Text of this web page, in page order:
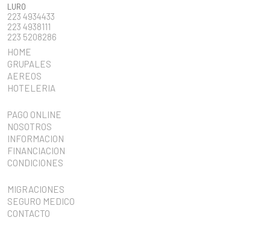
LURO
223 4934433
223 4938111
223 5208286
HOME
GRUPALES
AEREOS
HOTELERIA
PAGO ONLINE
NOSOTROS
INFORMACION
FINANCIACION
CONDICIONES
MIGRACIONES
SEGURO MEDICO
CONTACTO